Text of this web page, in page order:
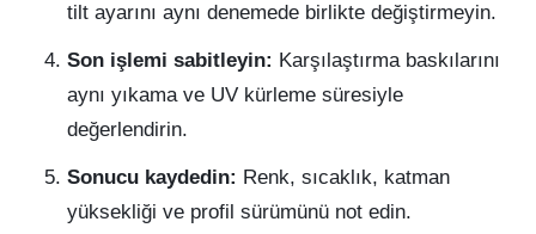
tilt ayarını aynı denemede birlikte değiştirmeyin.
Son işlemi sabitleyin: Karşılaştırma baskılarını
aynı yıkama ve UV kürleme süresiyle
değerlendirin.
Sonucu kaydedin: Renk, sıcaklık, katman
yüksekliği ve profil sürümünü not edin.